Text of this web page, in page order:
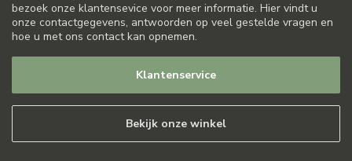
bezoek onze klantensevice voor meer informatie. Hier vindt u
onze contactgegevens, antwoorden op veel gestelde vragen en
hoe u met ons contact kan opnemen.
Klantenservice
Bekijk onze winkel